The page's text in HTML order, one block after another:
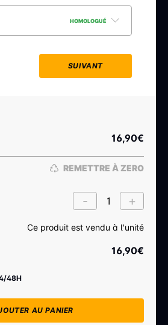
HOMOLOGUÉ
SUIVANT
16,90€
REMETTRE À ZERO
Ce produit est vendu à l'unité
16,90€
48H
AU PANIER